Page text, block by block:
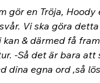
en Tröja,
Vi ska göra
& därmed få
-Så det är bara
dina egna ord ,så